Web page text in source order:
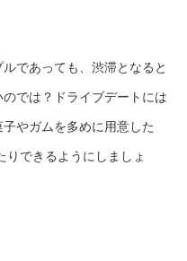
であっても、渋滞となると
では？ドライブデートには
やガムを多めに用意した
りできるようにしましょ